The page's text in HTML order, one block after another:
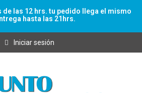
de las 12 hrs. tu pedido llega el mismo
hasta las 21hrs.
Iniciar sesión